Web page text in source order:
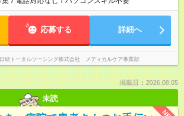
応募する 詳細へ
日研トータルソーシング株式会社 メディカルケア事業部
掲載日：2026.08.05
未読